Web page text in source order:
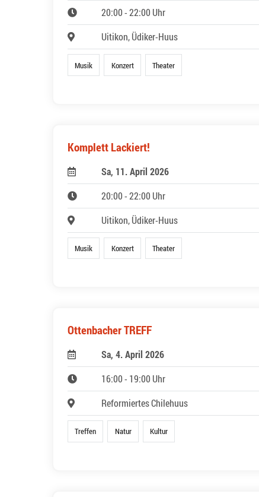
20:00 - 22:00 Uhr
Uitikon, Üdiker-Huus
Musik Konzert Theater
Komplett Lackiert!
Sa, 11. April 2026
20:00 - 22:00 Uhr
Uitikon, Üdiker-Huus
Musik Konzert Theater
Ottenbacher TREFF
Sa, 4. April 2026
16:00 - 19:00 Uhr
Reformiertes Chilehuus
Treffen Natur Kultur